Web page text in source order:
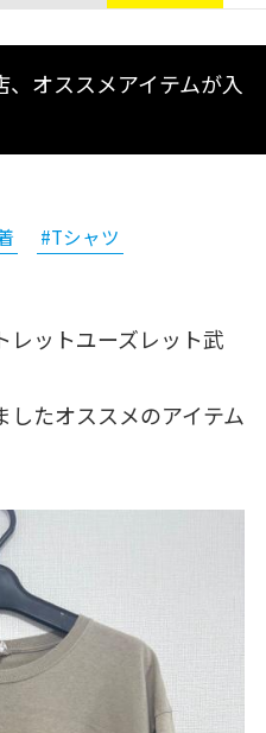
オススメアイテムが入
#Tシャツ
レットユーズレット武
たオススメのアイテム